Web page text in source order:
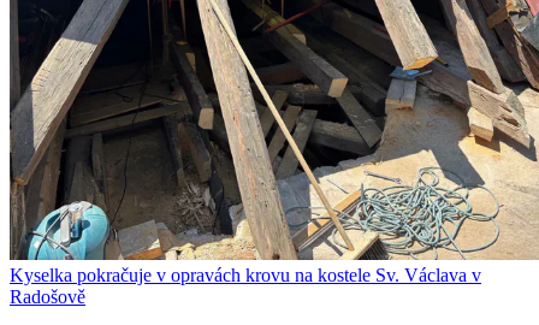
Kyselka pokračuje v opravách krovu na kostele Sv. Václava v
Radošově